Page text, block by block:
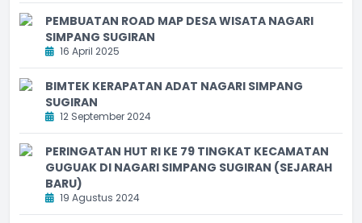
PEMBUATAN ROAD MAP DESA WISATA NAGARI
SIMPANG SUGIRAN
16 April 2025
BIMTEK KERAPATAN ADAT NAGARI SIMPANG
SUGIRAN
12 September 2024
PERINGATAN HUT RI KE 79 TINGKAT KECAMATAN
GUGUAK DI NAGARI SIMPANG SUGIRAN (SEJARAH
BARU)
19 Agustus 2024